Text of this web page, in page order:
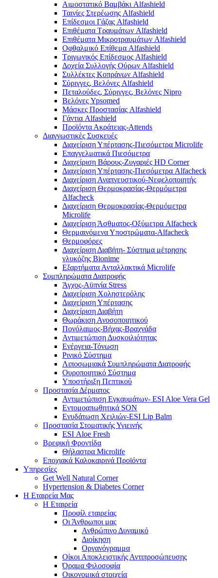
Αιμοστατικό Βαμβάκι Alfashield
Ταινίες Στερέωσης Alfashield
Επίδεσμοι Γάζας Alfashield
Επιθέματα Τραυμάτων Alfashield
Επιθέματα Μικροτραυμάτων Alfashield
Οφθαλμικό Eπίθεμα Alfashield
Τριγωνικός Επίδεσμος Alfashield
Δοχεία Συλλογής Ούρων Alfashield
Συλλέκτες Κοπράνων Alfashield
Σύριγγες, Βελόνες Alfashield
Πεταλούδες, Σύριγγες, Βελόνες Nipro
Βελόνες Ypsomed
Μάσκες Προστασίας Alfashield
Γάντια Alfashield
Προϊόντα Ακράτειας-Attends
Διαγνωστικές Συσκευές
Διαχείριση Υπέρτασης-Πιεσόμετρα Microlife
Επαγγελματικά Πιεσόμετρα
Διαχείριση Βάρους-Ζυγαριές HD Corner
Διαχείριση Υπέρτασης-Πιεσόμετρα Alfacheck
Διαχείριση Αναπνευστικού-Νεφελοποιητής
Διαχείριση Θερμοκρασίας-Θερμόμετρα
Alfacheck
Διαχείριση Θερμοκρασίας-Θερμόμετρα
Microlife
Διαχείριση Άσθματος-Οξύμετρα Alfacheck
Θερμαινόμενα Υποστρώματα-Alfacheck
Θερμοφόρες
Διαχείριση Διαβήτη- Σύστημα μέτρησης
γλυκόζης Bionime
Εξαρτήματα Ανταλλακτικά Microlife
Συμπληρώματα Διατροφής
Άγχος-Αϋπνία Stress
Διαχείριση Χοληστερόλης
Διαχείριση Υπέρτασης
Διαχείριση Διαβήτη
Θωράκιση Ανοσοποιητικού
Πονόλαιμος-Βήχας-Βραχνάδα
Αντιμετώπιση Δυσκοιλιότητας
Eνέργεια-Τόνωση
Ρινικό Σύστημα
Λιποσωμιακά Συμπληρώματα Διατροφής
Ουροποιητικό Σύστημα
Υποστήριξη Πεπτικού
Προστασία Δέρματος
Αντιμετώπιση Εγκαυμάτων- ESI Aloe Vera Gel
Εντομοαπωθητικά SON
Ενυδάτωση Χειλιών-ESI Lip Balm
Προστασία Στοματικής Υγιεινής
ESI Αloe Fresh
Βρεφική Φροντίδα
Θήλαστρα Microlife
Εποχιακά Καλοκαιρινά Προϊόντα
Υπηρεσίες
Get Well Natural Corner
Hypertension & Diabetes Corner
Η Εταιρεία Μας
Η Εταιρεία
Προφίλ εταιρείας
Οι Άνθρωποι μας
Ανθρώπινο Δυναμικό
Διοίκηση
Οργανόγραμμα
Οίκοι Αποκλειστικής Αντιπροσώπευσης
Όραμα Φιλοσοφία
Οικονομικά στοιχεία